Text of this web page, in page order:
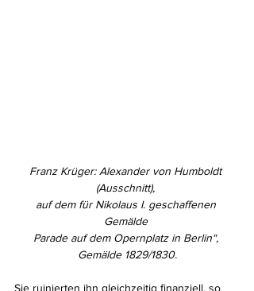
Franz Krüger: Alexander von Humboldt
(Ausschnitt),
auf dem für Nikolaus I. geschaffenen
Gemälde
Parade auf dem Opernplatz in Berlin“,
Gemälde 1829/1830.
Sie ruinierten ihn gleichzeitig finanziell, so